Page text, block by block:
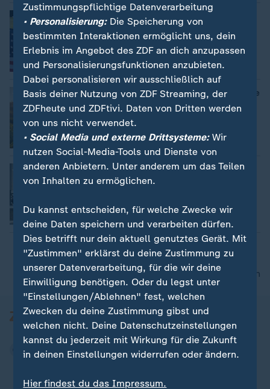
US-Sonderzölle gegen die EU in Kraft
Video3:44
Madeira: Streit um Meeresschutzgebiete
Anne Arend
Video 2:11
20. Hochzeitstag Charles & Camilla
Felix Leitmeyer
nach oben
Zustimmungspflichtige Datenverarbeitung
• Personalisierung:Die Speicherung von
bestimmten Interaktionen ermöglicht uns, dein
Erlebnis im Angebot des ZDF an dich anzupassen
und Personalisierungsfunktionen anzubieten.
Dabei personalisieren wir ausschließlich auf
Basis deiner Nutzung von ZDF Streaming, der
ZDFheute und ZDFtivi. Daten von Dritten werden
von uns nicht verwendet.
• Social Media und externe Drittsysteme:Wir
nutzen Social-Media-Tools und Dienste von
anderen Anbietern. Unter anderem um das Teilen
von Inhalten zu ermöglichen.
Du kannst entscheiden, für welche Zwecke wir
deine Daten speichern und verarbeiten dürfen.
Dies betrifft nur dein aktuell genutztes Gerät. Mit
"Zustimmen" erklärst du deine Zustimmung zu
unserer Datenverarbeitung, für die wir deine
Einwilligung benötigen. Oder du legst unter
"Einstellungen/Ablehnen" fest, welchen
Zwecken du deine Zustimmung gibst und
welchen nicht. Deine Datenschutzeinstellungen
kannst du jederzeit mit Wirkung für die Zukunft
in deinen Einstellungen widerrufen oder ändern.
Hier findest du das Impressum.